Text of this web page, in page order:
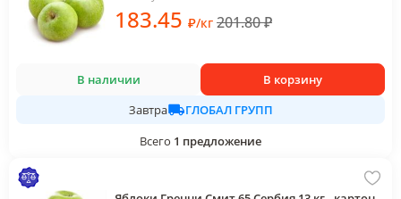
183.45 ₽/кг 201.80₽
В наличии
В корзину
Завтра
ГЛОБАЛ ГРУПП
Всего 1 предложение